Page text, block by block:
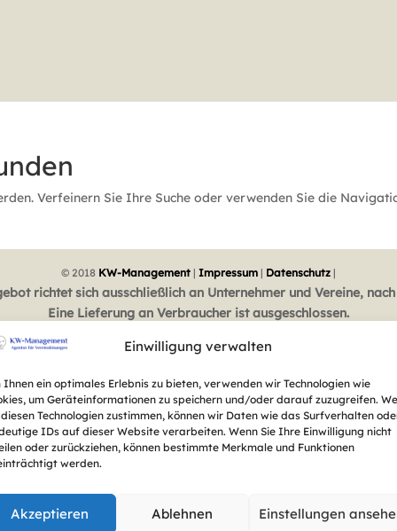
Einwilligung verwalten
Ihnen ein optimales Erlebnis zu bieten, verwenden wir Technologien wie
um Geräteinformationen zu speichern und/oder darauf zuzugreifen.
diesen Technologien zustimmen, können wir Daten wie das Surfverhalten
IDs auf dieser Website verarbeiten. Wenn Sie Ihre Einwilligung nicht
oder zurückziehen, können bestimmte Merkmale und Funktionen
werden.
Akzeptieren Ablehnen Einstellungen
Verfeinern Sie Ihre Suche oder verwenden Sie die
© 2018 KW-Management | Impressum | Datenschutz |
richtet sich ausschließlich an Unternehmer und Vereine, nach
Eine Lieferung an Verbraucher ist ausgeschlossen.
Preise sind Endpreise und enthalten die gesetzliche MwSt. in Höhe